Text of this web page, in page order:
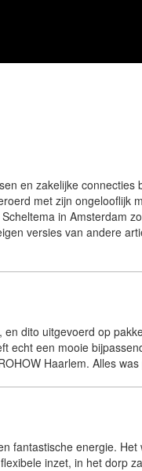
en zakelijke connecties
met zijn ongelooflijk
in Amsterdam
versies van andere
dito uitgevoerd op
echt een mooie
Haarlem. Alles
fantastische energie. Het
inzet, in het dorp